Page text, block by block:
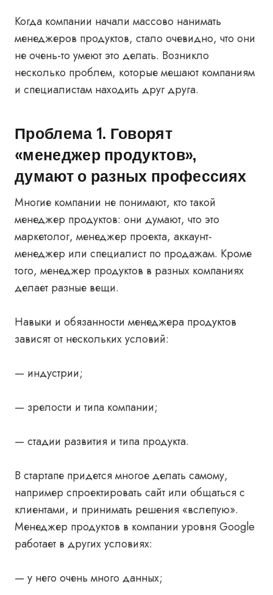
Когда компании начали массово нанимать
менеджеров продуктов, стало очевидно, что они
не очень-то умеют это делать. Возникло
несколько проблем, которые мешают компаниям
и специалистам находить друг друга.
Проблема 1. Говорят
«менеджер продуктов»,
думают о разных профессиях
Многие компании не понимают, кто такой
менеджер продуктов: они думают, что это
маркетолог, менеджер проекта, аккаунт-
менеджер или специалист по продажам. Кроме
того, менеджер продуктов в разных компаниях
делает разные вещи.
Навыки и обязанности менеджера продуктов
зависят от нескольких условий:
— индустрии;
— зрелости и типа компании;
— стадии развития и типа продукта.
В стартапе придется многое делать самому,
например спроектировать сайт или общаться с
клиентами, и принимать решения «вслепую».
Менеджер продуктов в компании уровня Google
работает в других условиях:
— у него очень много данных;